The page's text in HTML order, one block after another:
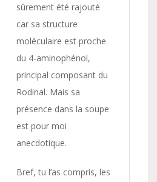
sûrement été rajouté
car sa structure
moléculaire est proche
du 4-aminophénol,
principal composant du
Rodinal. Mais sa
présence dans la soupe
est pour moi
anecdotique.
Bref, tu l’as compris, les